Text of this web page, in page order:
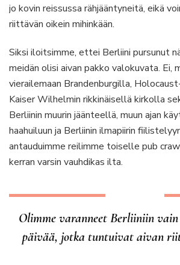
jo kovin reissussa rähjääntyneitä, eikä
riittävän oikein mihinkään.
Siksi iloitsimme, ettei Berliini pursunut
meidän olisi aivan pakko valokuvata. Ei,
vierailemaan Brandenburgilla,
Kaiser Wilhelmin rikkinäisellä kirkolla
Berliinin muurin jäänteellä, muun ajan
haahuiluun ja Berliinin ilmapiirin
antauduimme reilimme toiselle pub
kerran varsin vauhdikas ilta.
Olimme varanneet Berliiniin
päivää, jotka tuntuivat aivan